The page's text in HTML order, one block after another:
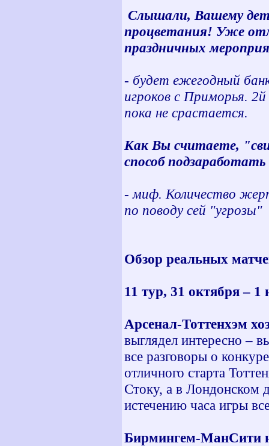
Слышали, Вашему
процветания! Уже
праздничных
- будет ежегодный
игроков с Приморья.
пока не срастается.
Как Вы считаете,
способ
- миф. Количество
по поводу сей "угрозы"
Обзор реальных
11 тур, 31 октября –
Арсенал-Тоттенхэм
выглядел интересно –
все разговоры о
отличного старта
Стоку, а в Лондонском
истечению часа игры
Бирмингем-МанСити